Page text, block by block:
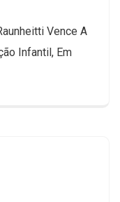
Vence A
Infantil, Em